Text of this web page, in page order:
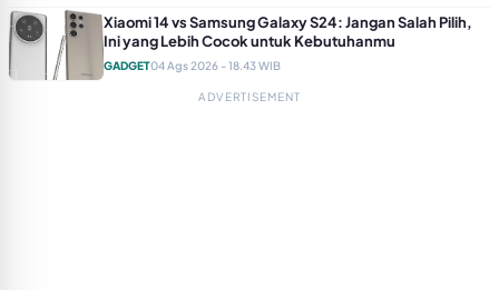
Xiaomi 14 vs Samsung Galaxy S24: Jangan Salah Pilih,
Ini yang Lebih Cocok untuk Kebutuhanmu
GADGET04 Ags 2026 - 18.43 WIB
ADVERTISEMENT